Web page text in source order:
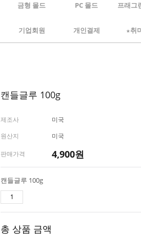
금형 몰드 PC 몰드 프래그
기업회원 개인결제 ★취
캔들글루 100g
제조사
미국
원산지
미국
판매가격 4,900원
캔들글루 100g
총 상품 금액